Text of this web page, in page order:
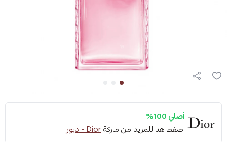
أصلي 100%
اضغط هنا للمزيد من ماركةDior - ديور